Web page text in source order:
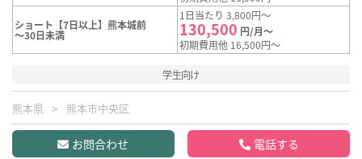
ショート【7日以上】熊本城前
～30日未満
1日当たり 3,800円～
130,500 円/月～
初期費用他 16,500円～
学生向け
熊本県 熊本市中央区
お問合わせ 電話する